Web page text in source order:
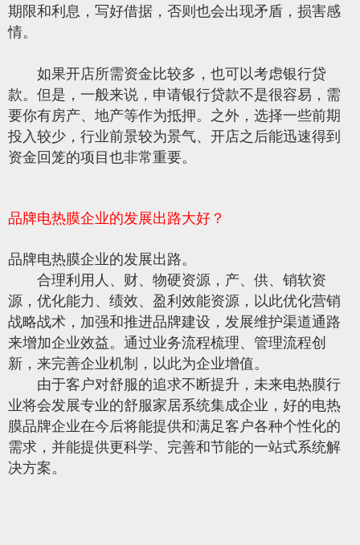
期限和利息，写好借据，否则也会出现矛盾，损害感
情。
如果开店所需资金比较多，也可以考虑银行贷
款。但是，一般来说，申请银行贷款不是很容易，需
要你有房产、地产等作为抵押。之外，选择一些前期
投入较少，行业前景较为景气、开店之后能迅速得到
资金回笼的项目也非常重要。
品牌电热膜企业的发展出路大好？
品牌电热膜企业的发展出路。
合理利用人、财、物硬资源，产、供、销软资
源，优化能力、绩效、盈利效能资源，以此优化营销
战略战术，加强和推进品牌建设，发展维护渠道通路
来增加企业效益。通过业务流程梳理、管理流程创
新，来完善企业机制，以此为企业增值。
由于客户对舒服的追求不断提升，未来电热膜行
业将会发展专业的舒服家居系统集成企业，好的电热
膜品牌企业在今后将能提供和满足客户各种个性化的
需求，并能提供更科学、完善和节能的一站式系统解
决方案。